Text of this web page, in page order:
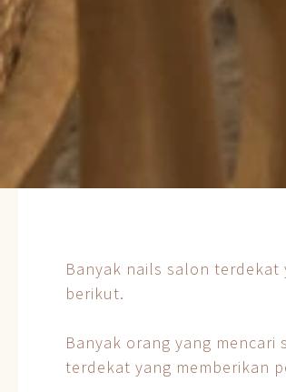
Banyak nails salon terdekat
berikut.
Banyak orang yang mencari
terdekat yang memberikan